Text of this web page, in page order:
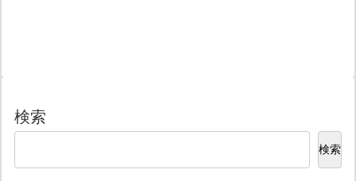
検索
検索